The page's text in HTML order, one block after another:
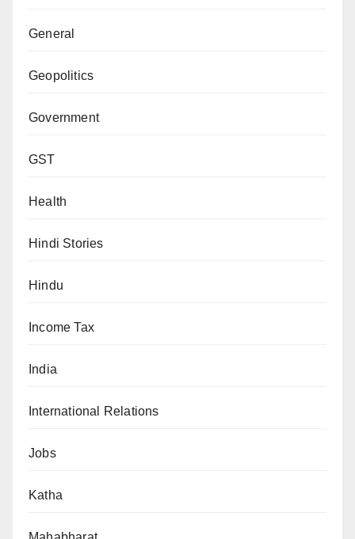
General
Geopolitics
Government
GST
Health
Hindi Stories
Hindu
Income Tax
India
International Relations
Jobs
Katha